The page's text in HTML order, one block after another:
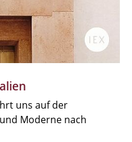
uns auf der
Moderne nach